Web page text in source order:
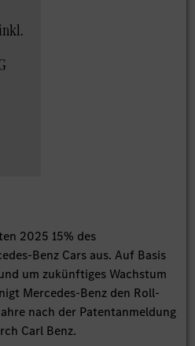
2025 15% des
Benz Cars aus. Auf Basis
um zukünftiges Wachstum
Mercedes-Benz den Roll-
nach der Patentanmeldung
Carl Benz.